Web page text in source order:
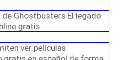
Ghostbusters El legado
gratis
ver películas